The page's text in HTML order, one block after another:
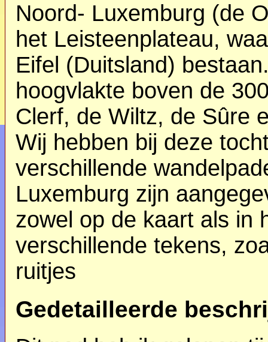
Noord- Luxemburg (de
het Leisteenplateau,
Eifel (Duitsland)
hoogvlakte boven de
Clerf, de Wiltz, de Sûre
Wij hebben bij deze
verschillende
Luxemburg zijn
zowel op de kaart als in
verschillende tekens,
ruitjes
Gedetailleerde